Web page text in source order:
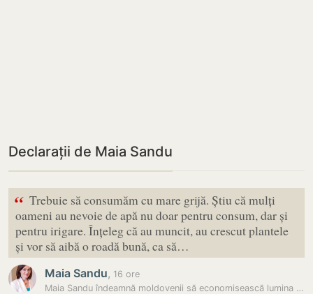
Declarații de Maia Sandu
“ Trebuie să consumăm cu mare grijă. Știu că mulți
oameni au nevoie de apă nu doar pentru consum, dar și
pentru irigare. Înțeleg că au muncit, au crescut plantele
și vor să aibă o roadă bună, ca să…
Maia Sandu, 16 ore
Maia Sandu îndeamnă moldovenii să economisească lumina și apa:…